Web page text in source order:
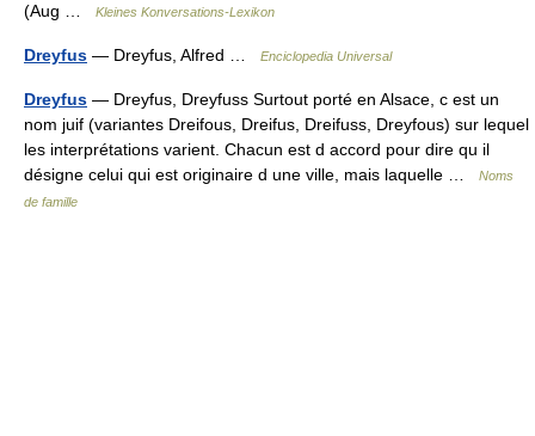
(Aug …
Kleines Konversations-Lexikon
Dreyfus — Dreyfus, Alfred … Enciclopedia Universal
Dreyfus — Dreyfus, Dreyfuss Surtout porté en Alsace, c est un
nom juif (variantes Dreifous, Dreifus, Dreifuss, Dreyfous) sur lequel
les interprétations varient. Chacun est d accord pour dire qu il
désigne celui qui est originaire d une ville, mais laquelle …
Noms
de famille